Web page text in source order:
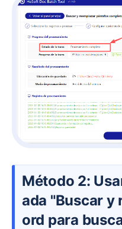
Método 2: Usar la función integr
ada "Buscar y
ord para